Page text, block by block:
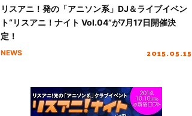
リスアニ！発の「アニソン系」DJ＆ライブイベン
ト“リスアニ！ナイト Vol.04”が7月17日開催決
定！
NEWS 2015.05.15